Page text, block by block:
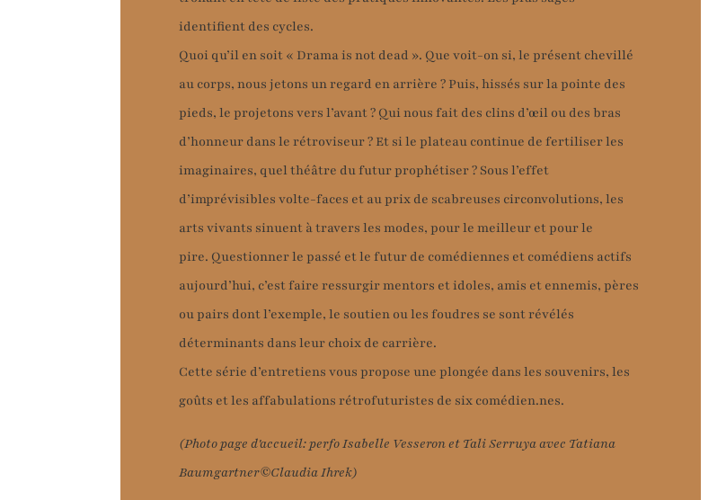
identifient des cycles.
Quoi qu’il en soit « Drama is not dead ». Que voit-on si, le présent chevillé
au corps, nous jetons un regard en arrière ? Puis, hissés sur la pointe des
pieds, le projetons vers l’avant ? Qui nous fait des clins d’œil ou des bras
d’honneur dans le rétroviseur ? Et si le plateau continue de fertiliser les
imaginaires, quel théâtre du futur prophétiser ? Sous l’effet
d’imprévisibles volte-faces et au prix de scabreuses circonvolutions, les
arts vivants sinuent à travers les modes, pour le meilleur et pour le
pire. Questionner le passé et le futur de comédiennes et comédiens actifs
aujourd’hui, c’est faire ressurgir mentors et idoles, amis et ennemis, pères
ou pairs dont l’exemple, le soutien ou les foudres se sont révélés
déterminants dans leur choix de carrière.
Cette série d’entretiens vous propose une plongée dans les souvenirs, les
goûts et les affabulations rétrofuturistes de six comédien.nes.
(Photo page d'accueil: perfo Isabelle Vesseron et Tali Serruya avec Tatiana
Baumgartner©Claudia Ihrek)